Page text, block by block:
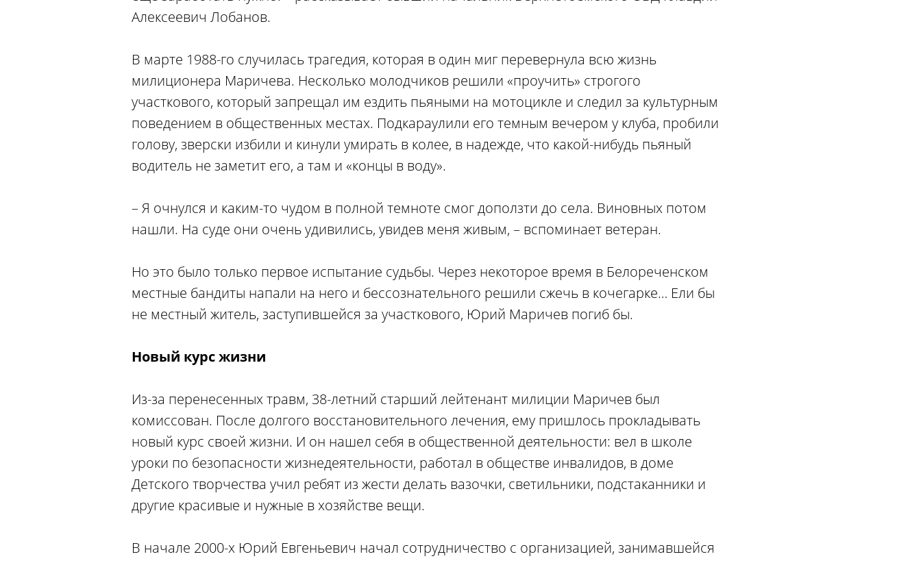
Алексеевич Лобанов.
В марте 1988-го случилась трагедия, которая в один миг перевернула всю жизнь
милиционера Маричева. Несколько молодчиков решили «проучить» строгого
участкового, который запрещал им ездить пьяными на мотоцикле и следил за культурным
поведением в общественных местах. Подкараулили его темным вечером у клуба, пробили
голову, зверски избили и кинули умирать в колее, в надежде, что какой-нибудь пьяный
водитель не заметит его, а там и «концы в воду».
– Я очнулся и каким-то чудом в полной темноте смог доползти до села. Виновных потом
нашли. На суде они очень удивились, увидев меня живым, – вспоминает ветеран.
Но это было только первое испытание судьбы. Через некоторое время в Белореченском
местные бандиты напали на него и бессознательного решили сжечь в кочегарке… Ели бы
не местный житель, заступившейся за участкового, Юрий Маричев погиб бы.
Новый курс жизни
Из-за перенесенных травм, 38-летний старший лейтенант милиции Маричев был
комиссован. После долгого восстановительного лечения, ему пришлось прокладывать
новый курс своей жизни. И он нашел себя в общественной деятельности: вел в школе
уроки по безопасности жизнедеятельности, работал в обществе инвалидов, в доме
Детского творчества учил ребят из жести делать вазочки, светильники, подстаканники и
другие красивые и нужные в хозяйстве вещи.
В начале 2000-х Юрий Евгеньевич начал сотрудничество с организацией, занимавшейся